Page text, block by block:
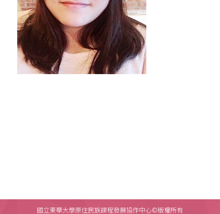
國立東華大學原住民族課程發展協作中心©版權所有